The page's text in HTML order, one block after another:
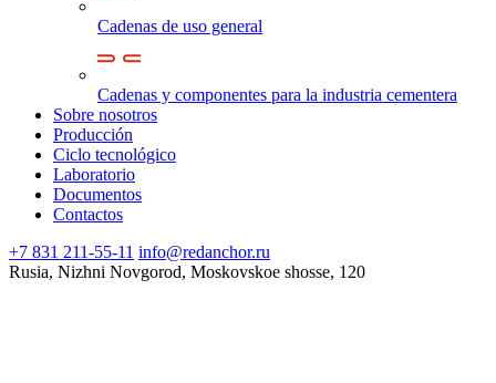
Cadenas de uso general
Cadenas y componentes para la industria cementera
Sobre nosotros
Producción
Ciclo tecnológico
Laboratorio
Documentos
Contactos
+7 831 211-55-11 info@redanchor.ru
Rusia, Nizhni Novgorod, Moskovskoe shosse, 120